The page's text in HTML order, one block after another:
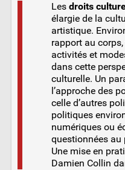
Les droits
élargie de la
artistique.
rapport au
activités et
dans cette
culturelle. Un
l’approche des
celle d’autres
politiques
numériques ou
questionnées au
Une mise en
Damien Collin